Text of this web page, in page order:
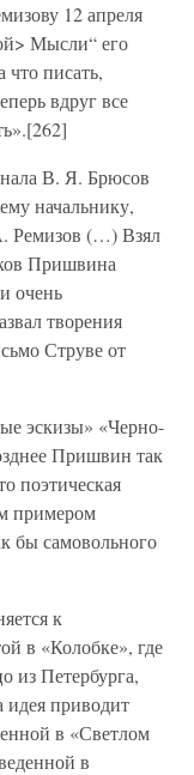
12 апреля
Мысли“ его
что писать,
вдруг все
В. Я. Брюсов
начальнику,
Ремизов (…) Взял
Пришвина
очень
творения
Струве от
эскизы» «Черно-
Пришвин так
поэтическая
примером
бы самовольного
к
в «Колобке», где
из Петербурга,
идея приводит
в «Светлом
в